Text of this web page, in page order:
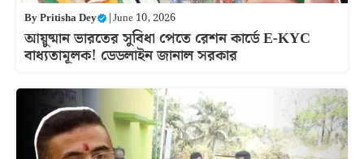
ByPritisha Dey |June 10, 2026
আয়ুষ্মান ভারতের সুবিধা পেতে রেশন কার্ডে E-KYC
বাধ্যতামূলক! ডেডলাইন জানাল সরকার